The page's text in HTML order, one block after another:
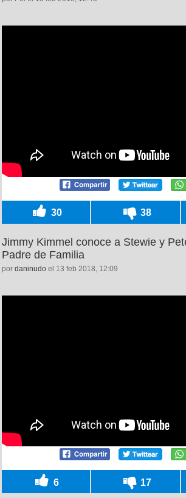
30 38
Jimmy Kimmel conoce a Stewie y
Padre de Familia
por daninudo el 13 feb 2018, 12:09
6 17